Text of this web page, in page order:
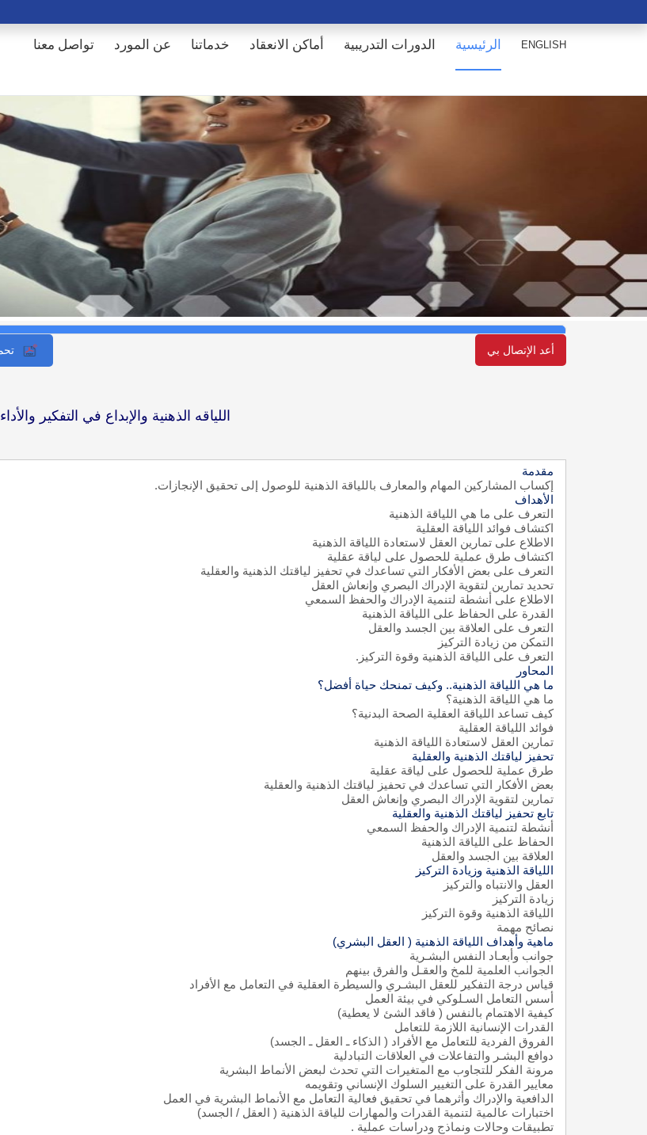
تواصل معنا عن المورد خدماتنا أماكن الانعقاد الدورات التدريبية الرئيسية ENGLISH
أعد الإتصال بي
اللياقه الذهنية والإبداع في التفكير والأداء
مقدمة
إكساب المشاركين المهام والمعارف باللياقة الذهنية للوصول إلى تحقيق الإنجازات.
الأهداف
التعرف على ما هي اللياقة الذهنية
اكتشاف فوائد اللياقة العقلية
الاطلاع على تمارين العقل لاستعادة اللياقة الذهنية
اكتشاف طرق عملية للحصول على لياقة عقلية
التعرف على بعض الأفكار التي تساعدك في تحفيز لياقتك الذهنية والعقلية
تحديد تمارين لتقوية الإدراك البصري وإنعاش العقل
الاطلاع على أنشطة لتنمية الإدراك والحفظ السمعي
القدرة على الحفاظ على اللياقة الذهنية
التعرف على العلاقة بين الجسد والعقل
التمكن من زيادة التركيز
التعرف على اللياقة الذهنية وقوة التركيز.
المحاور
ما هي اللياقة الذهنية.. وكيف تمنحك حياة أفضل؟
ما هي اللياقة الذهنية؟
كيف تساعد اللياقة العقلية الصحة البدنية؟
فوائد اللياقة العقلية
تمارين العقل لاستعادة اللياقة الذهنية
تحفيز لياقتك الذهنية والعقلية
طرق عملية للحصول على لياقة عقلية
بعض الأفكار التي تساعدك في تحفيز لياقتك الذهنية والعقلية
تمارين لتقوية الإدراك البصري وإنعاش العقل
تابع تحفيز لياقتك الذهنية والعقلية
أنشطة لتنمية الإدراك والحفظ السمعي
الحفاظ على اللياقة الذهنية
العلاقة بين الجسد والعقل
اللياقة الذهنية وزيادة التركيز
العقل والانتباه والتركيز
زيادة التركيز
اللياقة الذهنية وقوة التركيز
نصائح مهمة
ماهية وأهداف اللياقة الذهنية ) العقل البشري(
جوانب وأبعـاد النفس البشـرية
الجوانب العلمية للمخ والعقـل والفرق بينهم
قياس درجة التفكير للعقل البشـري والسيطرة العقلية في التعامل مع الأفراد
أسس التعامل السـلوكي في بيئة العمل
كيفية الاهتمام بالنفس ( فاقد الشئ لا يعطية(
القدرات الإنسانية اللازمة للتعامل
الفروق الفردية للتعامل مع الأفراد ( الذكاء ـ العقل ـ الجسد(
دوافع البشـر والتفاعلات في العلاقات التبادلية
مرونة الفكر للتجاوب مع المتغيرات التي تحدث لبعض الأنماط البشرية
معايير القدرة على التغيير السلوك الإنساني وتقويمه
الدافعية والإدراك وأثرهما في تحقيق فعالية التعامل مع الأنماط البشرية في العمل
اختبارات عالمية لتنمية القدرات والمهارات للياقة الذهنية ( العقل / الجسد(
تطبيقات وحالات ونماذج ودراسات عملية .